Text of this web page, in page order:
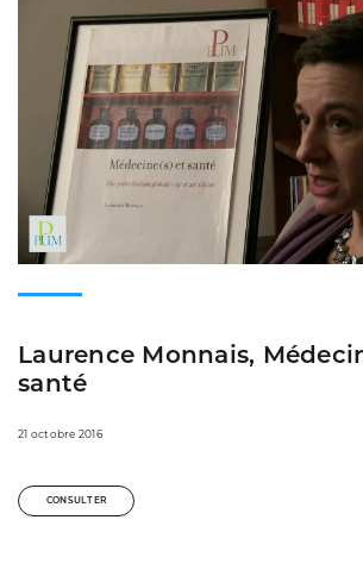
Laurence Monnais,
santé
21 octobre 2016
CONSULTER